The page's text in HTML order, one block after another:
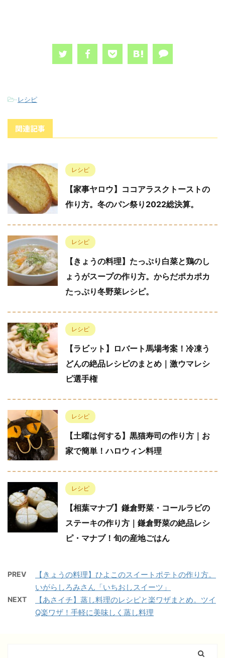
-レシピ
関連記事
レシピ
【家事ヤロウ】ココアラスクトーストの
作り方。冬のパン祭り2022総決算。
レシピ
【きょうの料理】たっぷり白菜と鶏のし
ょうがスープの作り方。からだポカポカ
たっぷり冬野菜レシピ。
レシピ
【ラビット】ロバート馬場考案！冷凍う
どんの絶品レシピのまとめ｜激ウマレシ
ピ選手権
レシピ
【土曜は何する】黒猫寿司の作り方｜お
家で簡単！ハロウィン料理
レシピ
【相葉マナブ】鎌倉野菜・コールラビの
ステーキの作り方｜鎌倉野菜の絶品レシ
ピ・マナブ！旬の産地ごはん
PREV
【きょうの料理】ひよこのスイートポテトの作り方。
いがらしろみさん「いちおしスイーツ」
NEXT
【あさイチ】蒸し料理のレシピと楽ワザまとめ。ツイ
Q楽ワザ！手軽に美味しく蒸し料理